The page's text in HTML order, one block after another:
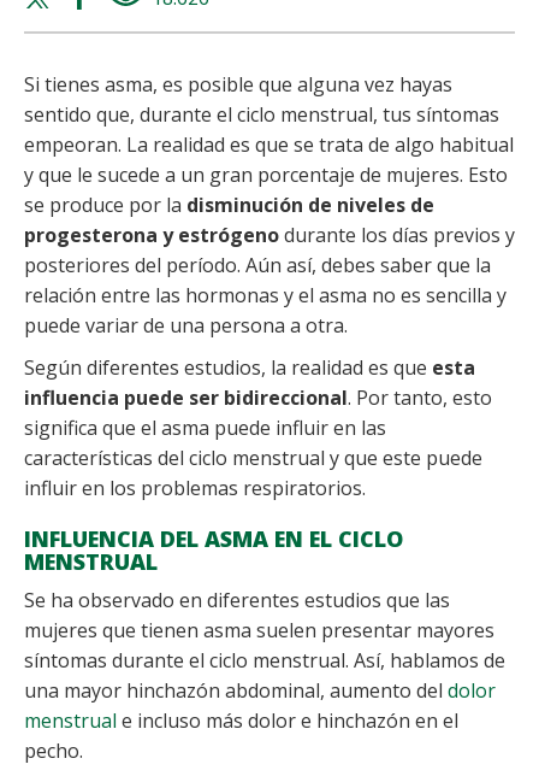
shareshare
Si tienes asma, es posible que alguna vez hayas
sentido que, durante el ciclo menstrual, tus síntomas
empeoran. La realidad es que se trata de algo habitual
y que le sucede a un gran porcentaje de mujeres. Esto
se produce por la disminución de niveles de
progesterona y estrógenodurante los días previos y
posteriores del período. Aún así, debes saber que la
relación entre las hormonas y el asma no es sencilla y
puede variar de una persona a otra.
Según diferentes estudios, la realidad es que esta
influencia puede ser bidireccional. Por tanto, esto
significa que el asma puede influir en las
características del ciclo menstrual y que este puede
influir en los problemas respiratorios.
INFLUENCIA DEL ASMA EN EL CICLO
MENSTRUAL
Se ha observado en diferentes estudios que las
mujeres que tienen asma suelen presentar mayores
síntomas durante el ciclo menstrual. Así, hablamos de
una mayor hinchazón abdominal, aumento del dolor
menstrual e incluso más dolor e hinchazón en el
pecho.